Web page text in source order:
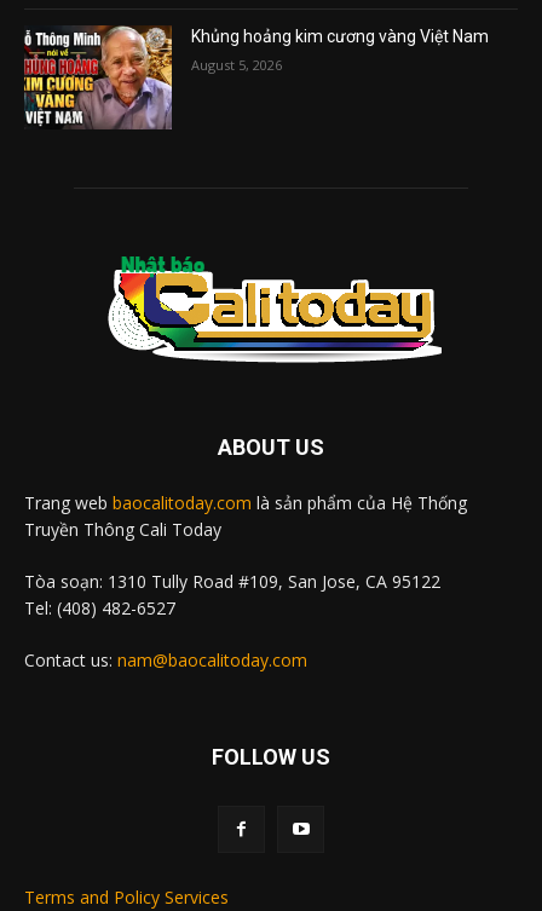
Khủng hoảng kim cương vàng Việt Nam
August 5, 2026
ABOUT US
Trang web baocalitoday.com là sản phẩm của Hệ Thống
Truyền Thông Cali Today
Tòa soạn: 1310 Tully Road #109, San Jose, CA 95122
Tel: (408) 482-6527
Contact us: nam@baocalitoday.com
FOLLOW US
Terms and Policy Services